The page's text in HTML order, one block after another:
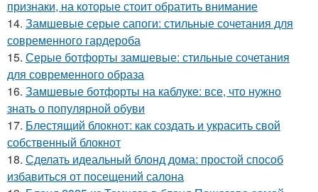
признаки, на которые стоит обратить внимание
14. Замшевые серые сапоги: стильные сочетания для
современного гардероба
15. Серые ботфорты замшевые: стильные сочетания
для современного образа
16. Замшевые ботфорты на каблуке: все, что нужно
знать о популярной обуви
17. Блестящий блокнот: как создать и украсить свой
собственный блокнот
18. Сделать идеальный блонд дома: простой способ
избавиться от посещений салона